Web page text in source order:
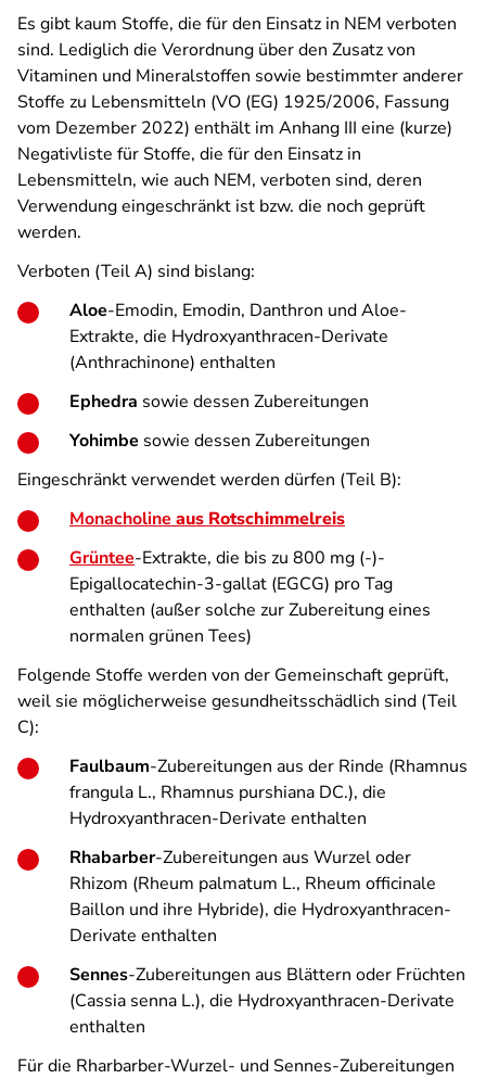
Es gibt kaum Stoffe, die für den Einsatz in NEM verboten
sind. Lediglich die Verordnung über den Zusatz von
Vitaminen und Mineralstoffen sowie bestimmter anderer
Stoffe zu Lebensmitteln (VO (EG) 1925/2006, Fassung
vom Dezember 2022) enthält im Anhang III eine (kurze)
Negativliste für Stoffe, die für den Einsatz in
Lebensmitteln, wie auch NEM, verboten sind, deren
Verwendung eingeschränkt ist bzw. die noch geprüft
werden.
Verboten (Teil A) sind bislang:
Aloe-Emodin, Emodin, Danthron und Aloe-
Extrakte, die Hydroxyanthracen-Derivate
(Anthrachinone) enthalten
Ephedra sowie dessen Zubereitungen
Yohimbe sowie dessen Zubereitungen
Eingeschränkt verwendet werden dürfen (Teil B):
Monacholine aus Rotschimmelreis
Grüntee-Extrakte, die bis zu 800 mg (-)-
Epigallocatechin-3-gallat (EGCG) pro Tag
enthalten (außer solche zur Zubereitung eines
normalen grünen Tees)
Folgende Stoffe werden von der Gemeinschaft geprüft,
weil sie möglicherweise gesundheitsschädlich sind (Teil
C):
Faulbaum-Zubereitungen aus der Rinde (Rhamnus
frangula L., Rhamnus purshiana DC.), die
Hydroxyanthracen-Derivate enthalten
Rhabarber-Zubereitungen aus Wurzel oder
Rhizom (Rheum palmatum L., Rheum officinale
Baillon und ihre Hybride), die Hydroxyanthracen-
Derivate enthalten
Sennes-Zubereitungen aus Blättern oder Früchten
(Cassia senna L.), die Hydroxyanthracen-Derivate
enthalten
Für die Rharbarber-Wurzel- und Sennes-Zubereitungen